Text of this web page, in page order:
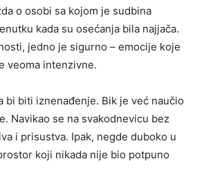
o osobi sa kojom je sudbina
kada su osećanja bila najjača.
jedno je sigurno – emocije koje
veoma intenzivne.
bi biti iznenađenje. Bik je već naučio
Navikao se na svakodnevicu bez
i prisustva. Ipak, negde duboko u
koji nikada nije bio potpuno